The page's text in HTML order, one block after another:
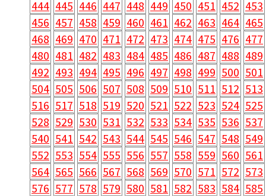
444 445 446 447 448 449 450 451 452 453
456 457 458 459 460 461 462 463 464 465
468 469 470 471 472 473 474 475 476 477
480 481 482 483 484 485 486 487 488 489
492 493 494 495 496 497 498 499 500 501
504 505 506 507 508 509 510 511 512 513
516 517 518 519 520 521 522 523 524 525
528 529 530 531 532 533 534 535 536 537
540 541 542 543 544 545 546 547 548 549
552 553 554 555 556 557 558 559 560 561
564 565 566 567 568 569 570 571 572 573
576 577 578 579 580 581 582 583 584 585